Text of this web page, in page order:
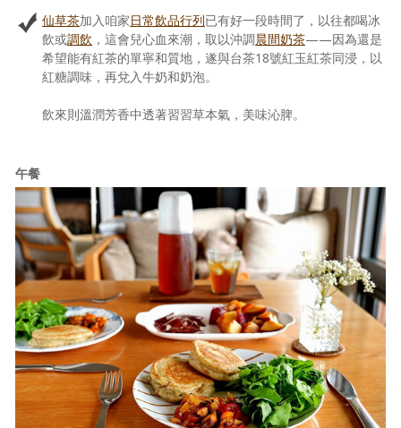
仙草茶加入咱家日常飲品行列已有好一段時間了，以往都喝冰
飲或調飲 ，這會兒心血來潮，取以沖調晨間奶茶——因為還是
希望能有紅茶的單寧和質地，遂與台茶18號紅玉紅茶同浸，以
紅糖調味，再兌入牛奶和奶泡。
飲來則溫潤芳香中透著習習草本氣，美味沁脾。
午餐